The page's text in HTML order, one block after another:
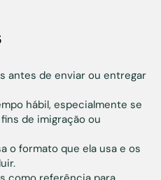
antes de enviar ou entregar
hábil, especialmente se
de imigração ou
o formato que ela usa e os